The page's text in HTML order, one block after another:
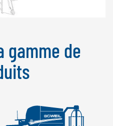
gamme de